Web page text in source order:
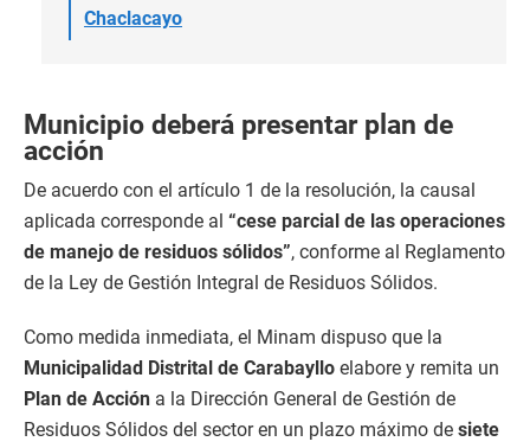
Chaclacayo
Municipio deberá presentar plan de
acción
De acuerdo con el artículo 1 de la resolución, la causal
aplicada corresponde al “cese parcial de las operaciones
de manejo de residuos sólidos”, conforme al Reglamento
de la Ley de Gestión Integral de Residuos Sólidos.
Como medida inmediata, el Minam dispuso que la
Municipalidad Distrital de Carabayllo elabore y remita un
Plan de Acción a la Dirección General de Gestión de
Residuos Sólidos del sector en un plazo máximo de siete